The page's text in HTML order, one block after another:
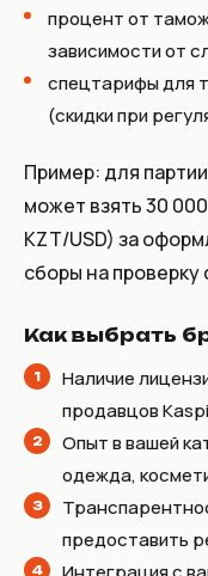
процент от
зависимости от
спецтарифы для
(скидки при
Пример: для
может взять 30
KZT/USD) за
сборы на проверку
Как выбрать
Наличие
продавцов
Опыт в вашей
одежда,
предоставить